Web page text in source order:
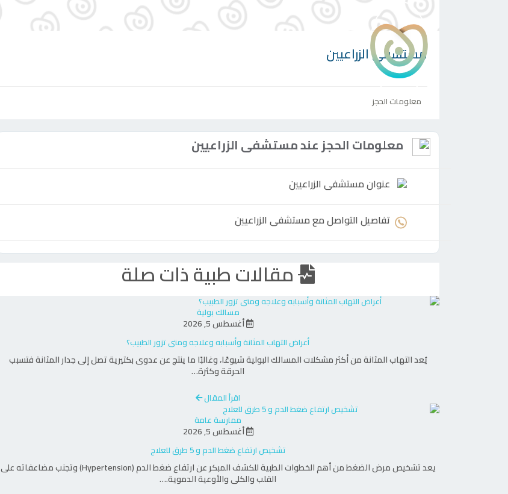
مستشفى الزراعيين
معلومات الحجز
معلومات الحجز عند مستشفى الزراعيين
عنوان مستشفى الزراعيين
تفاصيل التواصل مع مستشفى الزراعيين
مقالات طبية ذات صلة
مسالك بولية
أغسطس 5, 2026
أعراض التهاب المثانة وأسبابه وعلاجه ومتى تزور الطبيب؟
يُعد التهاب المثانة من أكثر مشكلات المسالك البولية شيوعًا، وغالبًا ما ينتج عن عدوى بكتيرية تصل إلى جدار المثانة فتسبب
الحرقة وكثرة…
اقرأ المقال
ممارسة عامة
أغسطس 5, 2026
تشخيص ارتفاع ضغط الدم و 5 طرق للعلاج
يعد تشخيص مرض الضغط من أهم الخطوات الطبية للكشف المبكر عن ارتفاع ضغط الدم (Hypertension) وتجنب مضاعفاته على
القلب والكلى والأوعية الدموية.…